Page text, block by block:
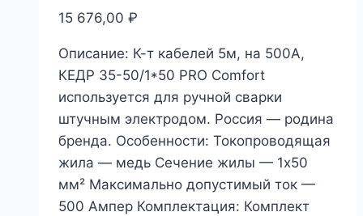
15 676,00 ₽
Описание: К-т кабелей 5м, на 500А,
КЕДР 35-50/1*50 PRO Comfort
используется для ручной сварки
штучным электродом. Россия — родина
бренда. Особенности: Токопроводящая
жила — медь Сечение жилы — 1х50
мм² Максимально допустимый ток —
500 Ампер Комплектация: Комплект